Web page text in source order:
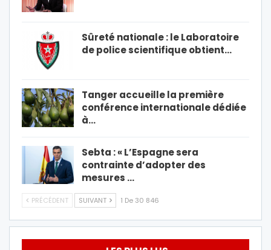
Sûreté nationale : le Laboratoire
de police scientifique obtient…
Tanger accueille la première
conférence internationale dédiée
à…
Sebta : « L’Espagne sera
contrainte d’adopter des
mesures …
PRÉCÉDENT SUIVANT 1 De 30 846